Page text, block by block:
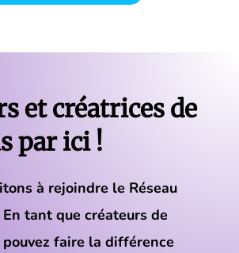
et créatrices de
par ici !
à rejoindre le Réseau
tant que créateurs de
pouvez faire la différence